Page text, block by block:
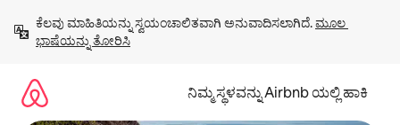
ಹೋಗಿ
ಕೆಲವು ಮಾಹಿತಿಯನ್ನು ಸ್ವಯಂಚಾಲಿತವಾಗಿ ಅನುವಾದಿಸಲಾಗಿದೆ. ಮೂಲ
ಭಾಷೆಯನ್ನು ತೋರಿಸಿ
ನಿಮ್ಮ ಸ್ಥಳವನ್ನು Airbnb ಯಲ್ಲಿ ಹಾಕಿ